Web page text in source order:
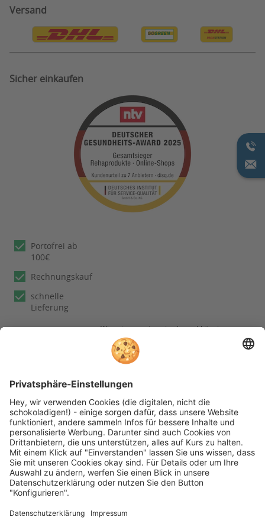
Privatsphäre Einstellungen
Bestellung Widerruf
Versand
Sicher einkaufen
Portofrei ab
100€
Rechnungskauf
schnelle
Lieferung
Wir nutzen reviews.io als unabhängigen
Dienstleister für die Einholung von
Bewertungen. Erfahren Sie mehr unter
unserenInformationen zu
Kundenbewertungen
Folgen Sie rehashop auch auf folgenden Kanälen
* Alle Preise inkl. gesetzl. Mehrwertsteuer zzgl.
Versandkosten wenn nicht anders beschrieben